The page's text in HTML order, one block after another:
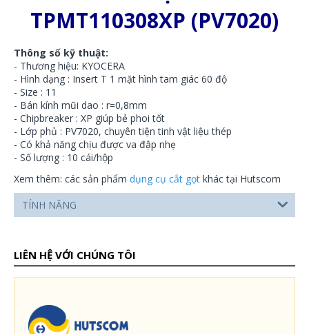
TPMT110308XP (PV7020)
Thông số kỹ thuật:
- Thương hiệu: KYOCERA
- Hình dạng : Insert T 1 mặt hình tam giác 60 độ
- Size : 11
- Bán kính mũi dao : r=0,8mm
- Chipbreaker : XP giúp bẻ phoi tốt
- Lớp phủ : PV7020, chuyên tiện tinh vật liệu thép
- Có khả năng chịu được va đập nhẹ
- Số lượng : 10 cái/hộp
Xem thêm: các sản phẩm dụng cụ cắt gọt khác tại Hutscom
TÍNH NĂNG
LIÊN HỆ VỚI CHÚNG TÔI